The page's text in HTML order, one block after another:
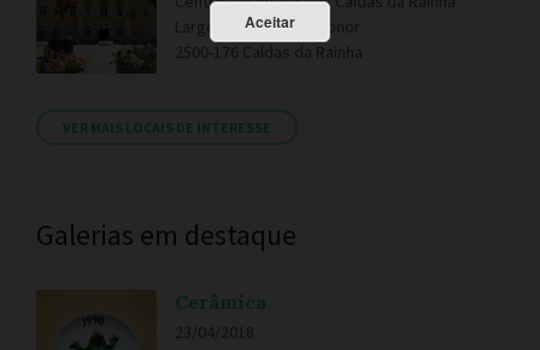
Largo Rainha Dona Leonor
2500-176 Caldas da Rainha
VER MAIS LOCAIS DE INTERESSE
Galerias em destaque
Cerâmica
23/04/2018
Aceitar